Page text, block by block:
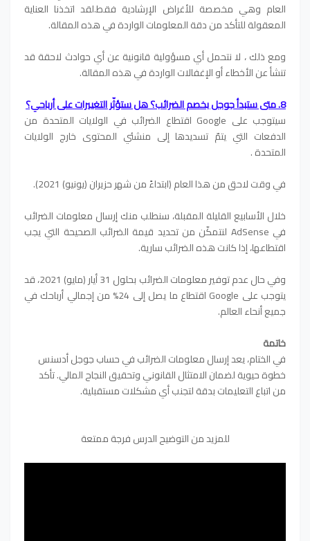
العام وهي مخصصة للأغراض الإرشادية فقط.لقد اتخذنا العناية
المعقولة للتأكد من دقة المعلومات الواردة في هذه المقالة.
ومع ذلك ، لا نتحمل أي مسؤولية قانونية عن أي حوادث لاحقة قد
تنشأ عن الأخطاء أو الإغفالات الواردة في هذه المقالة.
8. متى ستبدأ جوجل بخصم الضرائب؟ هل ستؤثّر التغييرات على أرباحي؟
سيتوجب على Google اقتطاع الضرائب في الولايات المتحدة من
الدفعات التي يتمّ تسديدها إلى منشئي المحتوى خارج الولايات
المتحدة .
في وقت لاحق من هذا العام (ابتداءً من شهر حزيران (يونيو) 2021).
خلال الأسابيع القليلة المقبلة، سنطلب منك إرسال معلومات الضرائب
في AdSense لنتمكّن من تحديد قيمة الضرائب الصحيحة التي يجب
اقتطاعها، إذا كانت هذه الضرائب سارية.
وفي حال عدم توفير معلومات الضرائب بحلول 31 أيار (مايو) 2021، قد
يتوجب على Google اقتطاع ما يصل إلى 24% من إجمالي أرباحك في
جميع أنحاء العالم.
خاتمة
في الختام، يعد إرسال معلومات الضرائب في حساب جوجل أدسنس
خطوة حيوية لضمان الامتثال القانوني وتحقيق النجاح المالي. تأكد
من اتباع التعليمات بدقة لتجنب أي مشكلات مستقبلية.
للمزيد من التوضيح الدرس فرجة ممتعة